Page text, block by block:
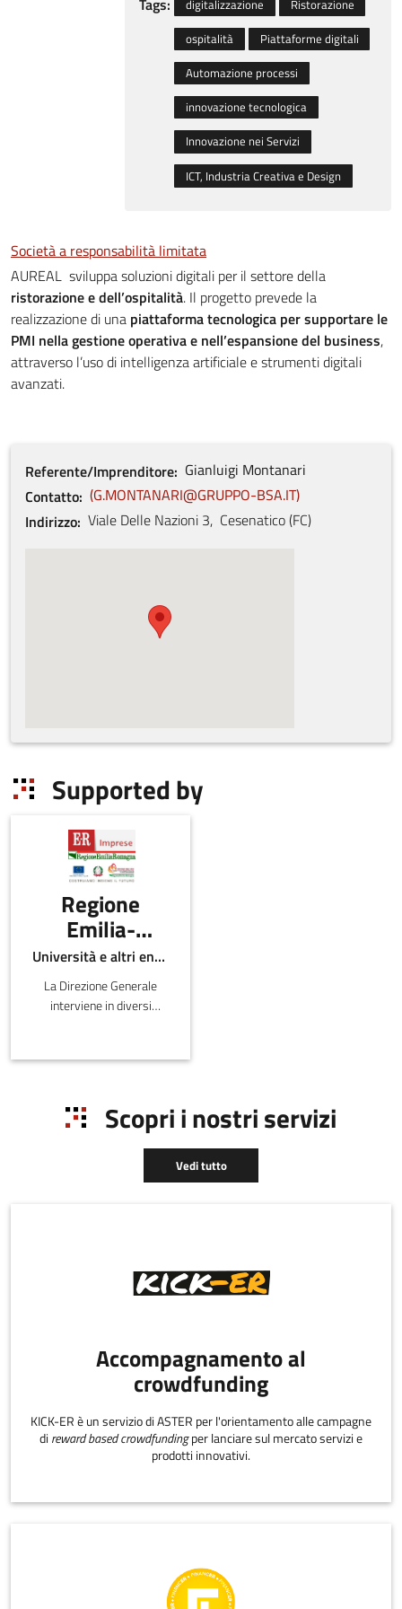
digitalizzazione
Ristorazione
ospitalità
Piattaforme digitali
Automazione processi
innovazione tecnologica
Innovazione nei Servizi
ICT, Industria Creativa e Design
Società a responsabilità limitata
AUREAL sviluppa soluzioni digitali per il settore della
ristorazione e dell’ospitalità. Il progetto prevede la
realizzazione di una piattaforma tecnologica per supportare le
PMI nella gestione operativa e nell’espansione del business,
attraverso l’uso di intelligenza artificiale e strumenti digitali
avanzati.
Referente/Imprenditore Gianluigi Montanari
Contatto
G.MONTANARI@GRUPPO-BSA.IT
Indirizzo Viale Delle Nazioni 3, Cesenatico(FC)
Supported by
Regione
Emilia-
Romagna -
Direzione
Generale
della
del lavoro e
dell'impresa
Università e altri enti pubblici
La Direzione Generale
interviene in diversi
distributivo sul territorio
Scopri i nostri servizi
Vedi tutto
Accompagnamento al
crowdfunding
KICK-ER è un servizio di ASTER per l'orientamento alle campagne
di reward based crowdfundingper lanciare sul mercato servizi e
prodotti innovativi.